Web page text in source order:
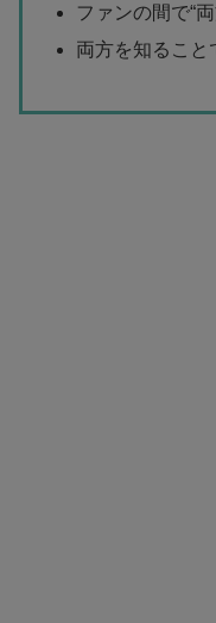
ファンの間で“
両方を知ること